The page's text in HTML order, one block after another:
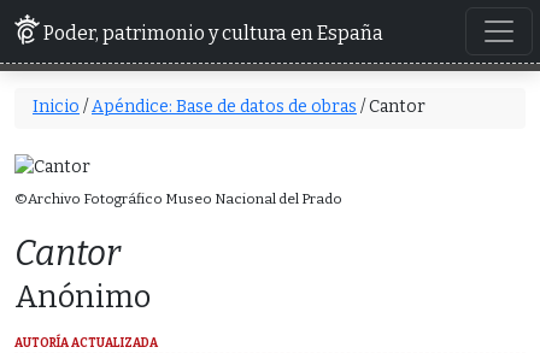
Poder, patrimonio y cultura en España
Inicio /Apéndice: Base de datos de obras / Cantor
Cantor
Anónimo
AUTORÍA ACTUALIZADA
©Archivo Fotográfico Museo Nacional del Prado